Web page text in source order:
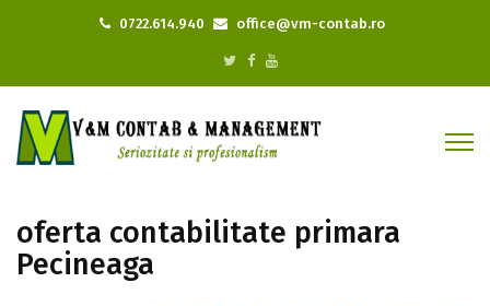
0722.614.940 office@vm-contab.ro
oferta contabilitate primara
Pecineaga